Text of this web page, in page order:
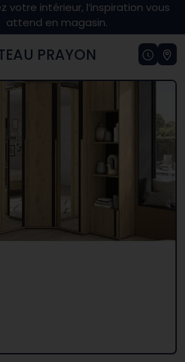
votre intérieur, l’inspiration vous
attend en magasin.
PRAYON